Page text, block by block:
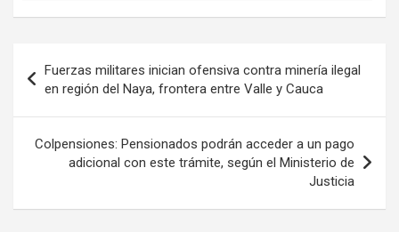
de
entradas
Fuerzas militares inician ofensiva contra minería ilegal
en región del Naya, frontera entre Valle y Cauca
Colpensiones: Pensionados podrán acceder a un pago
adicional con este trámite, según el Ministerio de
Justicia